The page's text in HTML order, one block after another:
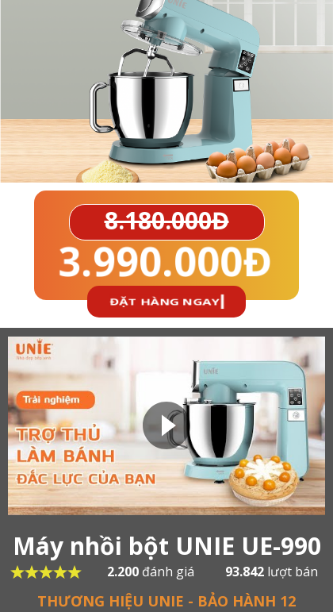
ĐẶT HÀNG NGAY
8.180.000Đ
3.990.000Đ
Máy nhồi bột UNIE UE-990
2.200 đánh giá 93.842 lượt bán
THƯƠNG HIỆU UNIE - BẢO HÀNH 12